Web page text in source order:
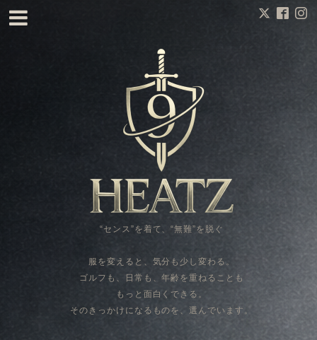
“センス”を着て、“無難”を脱ぐ
服を変えると、気分も少し変わる。
ゴルフも、日常も、年齢を重ねることも
もっと面白くできる。
そのきっかけになるものを、選んでいます。